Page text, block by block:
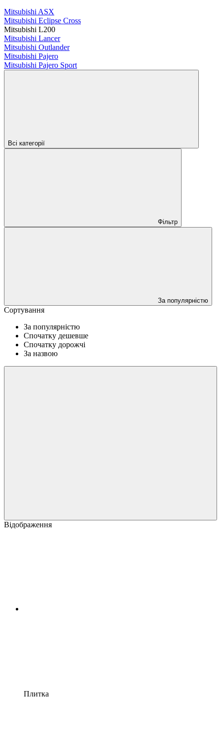
Mitsubishi ASX
Mitsubishi Eclipse Cross
Mitsubishi L200
Mitsubishi Lancer
Mitsubishi Outlander
Mitsubishi Pajero
Mitsubishi Pajero Sport
Всі категорії
Фільтр
За популярністю
Сортування
За популярністю
Спочатку дешевше
Спочатку дорожчі
За назвою
Відображення
Плитка